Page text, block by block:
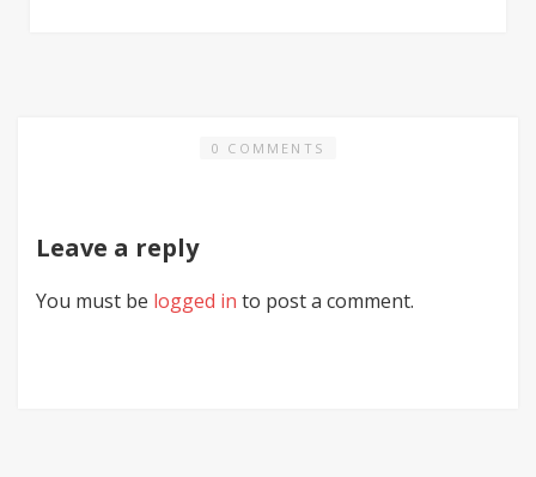
0 COMMENTS
Leave a reply
You must be logged in to post a comment.